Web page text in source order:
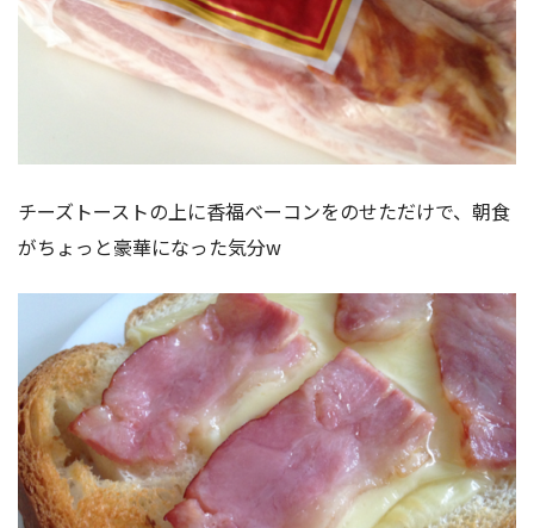
チーズトーストの上に香福ベーコンをのせただけで、朝食
がちょっと豪華になった気分w